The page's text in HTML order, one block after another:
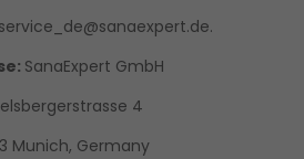
SanaExpert GmbH
4
Munich, Germany